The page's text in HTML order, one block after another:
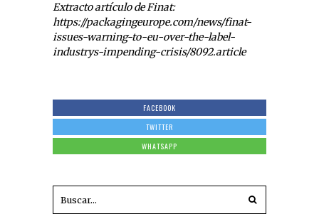
Extracto artículo de Finat:
https://packagingeurope.com/news/finat-
issues-warning-to-eu-over-the-label-
industrys-impending-crisis/8092.article
FACEBOOK
TWITTER
WHATSAPP